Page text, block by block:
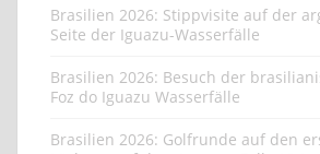
Brasilien 2026: Stippvisite auf der
Seite der Iguazu-Wasserfälle
Brasilien 2026: Besuch der
Foz do Iguazu Wasserfälle
Brasilien 2026: Golfrunde auf den